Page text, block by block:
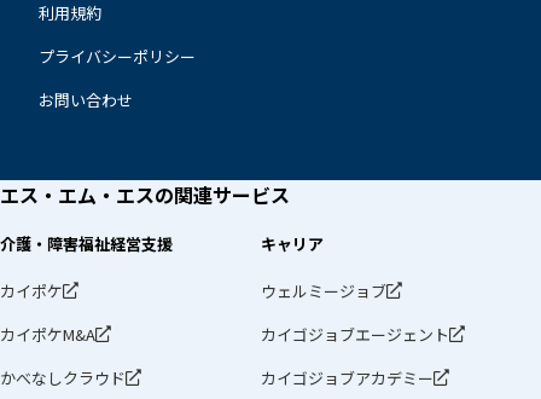
利用規約
プライバシーポリシー
お問い合わせ
エス・エム・エスの関連サービス
介護・障害福祉経営支援
カイポケ
カイポケM&A
かべなしクラウド
キャリア
ウェルミージョブ
カイゴジョブエージェント
カイゴジョブアカデミー